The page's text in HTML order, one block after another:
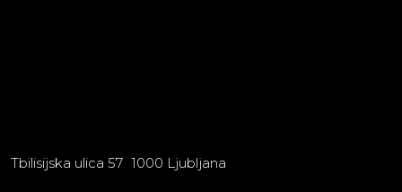
Tbilisijska ulica 57 1000 Ljubljana